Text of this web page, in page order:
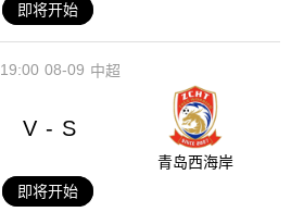
即将开始
08-09
19:00 中超
V - S
青岛西海岸
即将开始